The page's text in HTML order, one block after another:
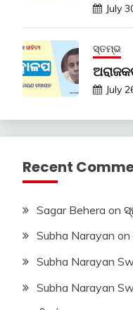
July
ସ୍ତମ୍ଭ
July
Recent
Sagar Behera on
Subha Narayan on
Subha Narayan
Subha Narayan